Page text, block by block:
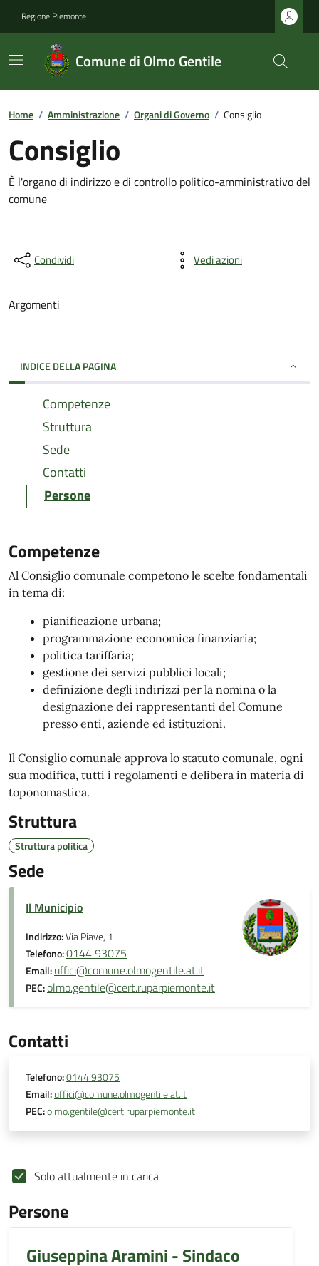
Regione Piemonte
Comune di Olmo Gentile
Home / Amministrazione / Organi di Governo / Consiglio
Consiglio
È l'organo di indirizzo e di controllo politico-amministrativo del
comune
Condividi Vedi azioni
Argomenti
INDICE DELLA PAGINA
Competenze
Struttura
Sede
Contatti
Persone
Competenze
Al Consiglio comunale competono le scelte fondamentali
in tema di:
pianificazione urbana;
programmazione economica finanziaria;
politica tariffaria;
gestione dei servizi pubblici locali;
definizione degli indirizzi per la nomina o la
designazione dei rappresentanti del Comune
presso enti, aziende ed istituzioni.
Il Consiglio comunale approva lo statuto comunale, ogni
sua modifica, tutti i regolamenti e delibera in materia di
toponomastica.
Struttura
Struttura politica
Sede
Il Municipio
Indirizzo:Via Piave, 1
Telefono:0144 93075
Email:uffici@comune.olmogentile.at.it
PEC:olmo.gentile@cert.ruparpiemonte.it
Contatti
Telefono:0144 93075
Email:uffici@comune.olmogentile.at.it
PEC:olmo.gentile@cert.ruparpiemonte.it
Solo attualmente in carica
Persone
Giuseppina Aramini - Sindaco